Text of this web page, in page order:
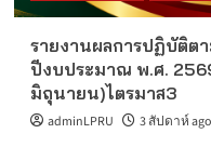
รายงานผลการปฏิบัติต
ปีงบประมาณ พ.ศ.
มิถุนายน)ไตรมาส3
adminLPRU 3 สัปดาห์ ago